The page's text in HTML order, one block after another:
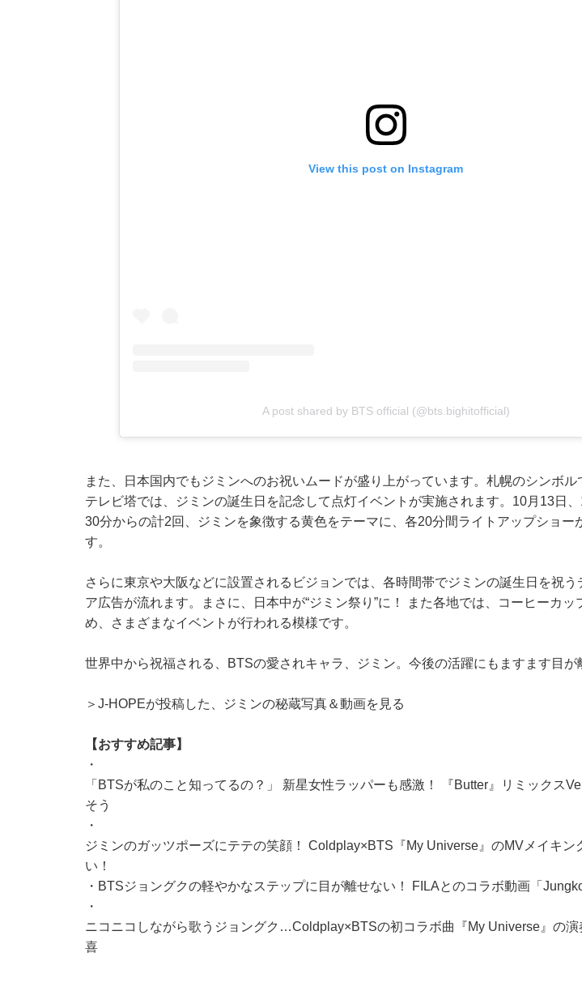
View this post on Instagram
A post shared by BTS official (@bts.bighitofficial)
また、日本国内でもジミンへのお祝いムードが盛り上がっています。札幌のシンボル
テレビ塔では、ジミンの誕生日を記念して点灯イベントが実施されます。10月13日
30分からの計2回、ジミンを象徴する黄色をテーマに、各20分間ライトアップショー
す。
さらに東京や大阪などに設置されるビジョンでは、各時間帯でジミンの誕生日を祝う
ア広告が流れます。まさに、日本中が“ジミン祭り”に！ また各地では、コーヒーカッ
め、さまざまなイベントが行われる模様です。
世界中から祝福される、BTSの愛されキャラ、ジミン。今後の活躍にもますます目が
＞J-HOPEが投稿した、ジミンの秘蔵写真＆動画を見る
【おすすめ記事】
・
「BTSが私のこと知ってるの？」 新星女性ラッパーも感激！ 『Butter』リミックス
そう
・
ジミンのガッツポーズにテテの笑顔！ Coldplay×BTS『My Universe』のMVメイキン
い！
・ BTSジョングクの軽やかなステップに目が離せない！ FILAとのコラボ動画「
・
ニコニコしながら歌うジョングク…Coldplay×BTSの初コラボ曲『My Universe』の演
喜